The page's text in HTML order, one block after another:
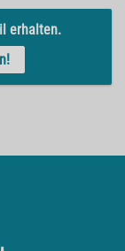
erhalten.